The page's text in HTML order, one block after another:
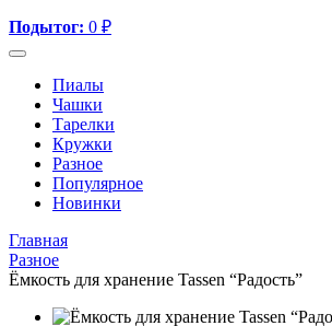
Подытог: 0 ₽
Пиалы
Чашки
Тарелки
Кружки
Разное
Популярное
Новинки
Главная
Разное
Ёмкость для хранение Tassen “Радость”